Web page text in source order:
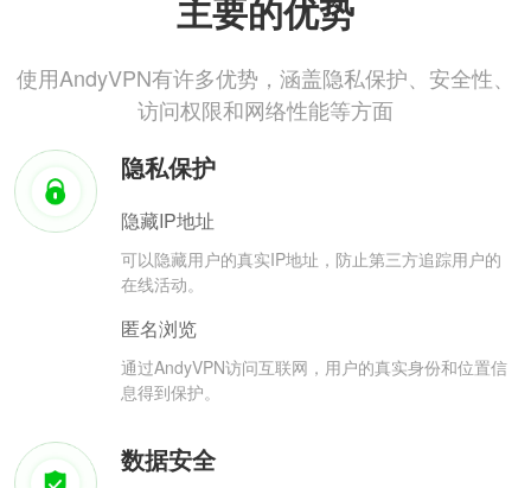
主要的优势
使用AndyVPN有许多优势，涵盖隐私保护、安全性、
访问权限和网络性能等方面
隐私保护
隐藏IP地址
可以隐藏用户的真实IP地址，防止第三方追踪用户的
在线活动。
匿名浏览
通过AndyVPN访问互联网，用户的真实身份和位置信
息得到保护。
数据安全